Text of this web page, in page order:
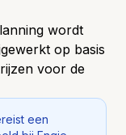
wordt
op basis
voor de
een